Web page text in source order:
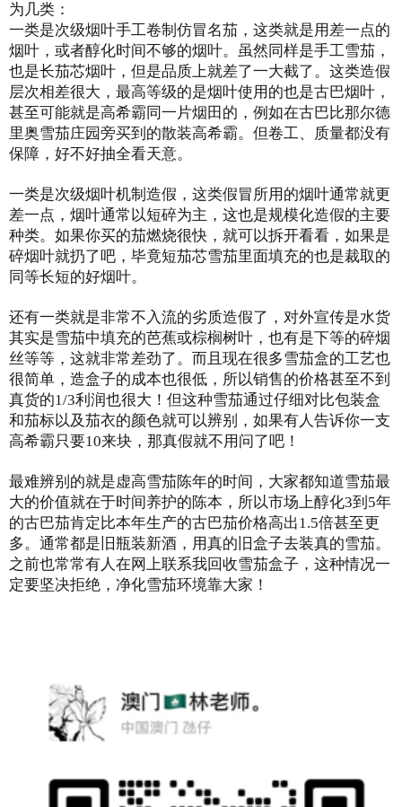
为几类：
一类是次级烟叶手工卷制仿冒名茄，这类就是用差一点的
烟叶，或者醇化时间不够的烟叶。虽然同样是手工雪茄，
也是长茄芯烟叶，但是品质上就差了一大截了。这类造假
层次相差很大，最高等级的是烟叶使用的也是古巴烟叶，
甚至可能就是高希霸同一片烟田的，例如在古巴比那尔德
里奥雪茄庄园旁买到的散装高希霸。但卷工、质量都没有
保障，好不好抽全看天意。
一类是次级烟叶机制造假，这类假冒所用的烟叶通常就更
差一点，烟叶通常以短碎为主，这也是规模化造假的主要
种类。如果你买的茄燃烧很快，就可以拆开看看，如果是
碎烟叶就扔了吧，毕竟短茄芯雪茄里面填充的也是裁取的
同等长短的好烟叶。
还有一类就是非常不入流的劣质造假了，对外宣传是水货
其实是雪茄中填充的芭蕉或棕榈树叶，也有是下等的碎烟
丝等等，这就非常差劲了。而且现在很多雪茄盒的工艺也
很简单，造盒子的成本也很低，所以销售的价格甚至不到
真货的1/3利润也很大！但这种雪茄通过仔细对比包装盒
和茄标以及茄衣的颜色就可以辨别，如果有人告诉你一支
高希霸只要10来块，那真假就不用问了吧！
最难辨别的就是虚高雪茄陈年的时间，大家都知道雪茄最
大的价值就在于时间养护的陈本，所以市场上醇化3到5年
的古巴茄肯定比本年生产的古巴茄价格高出1.5倍甚至更
多。通常都是旧瓶装新酒，用真的旧盒子去装真的雪茄。
之前也常常有人在网上联系我回收雪茄盒子，这种情况一
定要坚决拒绝，净化雪茄环境靠大家！